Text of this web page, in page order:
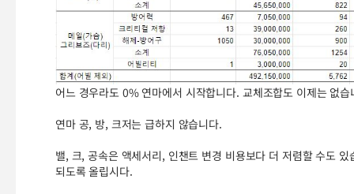
어느 경우라도 0% 연마에서 시작합니다. 교체조합도 이제는 없습
연마 공, 방, 크저는 급하지 않습니다.
밸, 크, 공속은 액세서리, 인챈트 변경 비용보다 더 저렴할 수도
되도록 올립시다.